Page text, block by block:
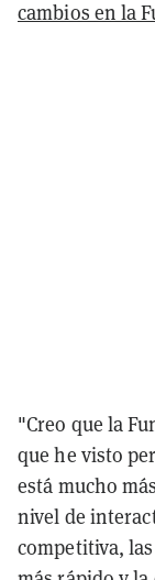
cambios en la
"Creo que la
que he visto
está mucho
nivel de
competitiva, las